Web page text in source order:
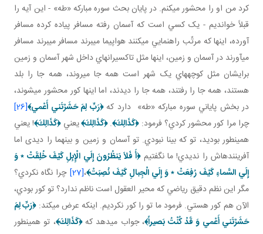
کرد من او را محشور مي کنم. در پايان بحث سوره مبارکه «طه» - اين آيه را
قبلاً خوانديم - يک کسي است که آسمان رفته مسافر پياده کرده مسافر
آورده، اينها که مرتّب راهنمايي مي کنند هواپيما مي برند مسافر مي برند مسافر
مي آورند در آسمان و زمين، اينها مثل تاکسيران هاي داخل شهر آسمان و زمين
برايشان مثل کوچه هاي يک شهر است همه جا مي روند، همه جا را بلد
هستند، همه جا را رفتند، همه جا را ديدند، اما اينها کور محشور مي شوند،
در بخش پاياني سوره مبارکه «طه» دارد که﴿رَبِّ لِمَ حَشَرْتَني‏ أَعْمي‏﴾[26]
چرا مرا کور محشور کردي؟ فرمود:﴿كَذَالِكَ﴾.﴿كَذَالِكَ﴾يعني﴿كَذَالِكَ﴾! يعني
همين طور بوديد، تو که بينا نبودي. تو آسمان و زمين و بينهما را ديدی اما
آفريننده اش را نديدي! ما نگفتيم﴿أَ فَلاَ يَنظُرُونَ إِلَي الْإِبِلِ كَيْفَ خُلِقَتْ ٭وَ
إِلَي السَّماءِ كَيْفَ رُفِعَتْ ٭وَ إِلَي الْجِبالِ كَيْفَ نُصِبَتْ﴾،[27]
چرا نگاه نکردي؟
مگر اين نظم دقيق رياضي که محير العقول است ناظم ندارد؟ تو کور بودي،
الآن هم کور هستي. فرمود ما تو را کور نکرديم. اينکه عرض مي کند:﴿رَبِّ لِمَ
حَشَرْتَني‏ أَعْمي‏ وَ قَدْ كُنْتُ بَصيراً﴾، جواب مي دهد که﴿كَذَالِكَ﴾، تو همين طور